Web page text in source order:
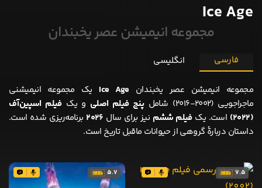
Ice Age
مجموعه انیمیشن عصر یخبندان
فارسی انگلیسی
مجموعه انیمیشن عصر یخبندان Ice Age یک مجموعه انیمیشنی
ماجراجویی (۲۰۰۲-۲۰۱۶) شامل
پنج فیلم اصلی و یکفیلم اسپین‌آف
(۲۰۲۲)
است. یکفیلم ششم نیز برای سال ۲۰۲۶برنامه‌ریزی شده است.
داستان دربارهٔ گروهی از حیوانات ماقبل تاریخ است.
7.5
5.7